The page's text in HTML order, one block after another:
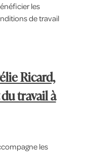
les
de travail
Ricard,
travail à
les